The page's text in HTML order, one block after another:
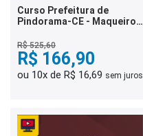
Curso Prefeitura de
Pindorama-CE - Maqueiro -
R$ 525,60
R$ 166,90
ou 10x de R$ 16,69 sem juros